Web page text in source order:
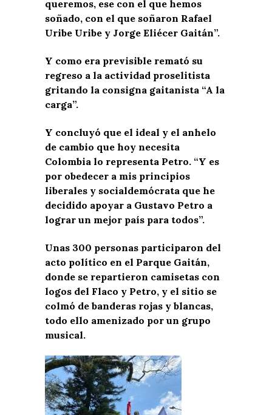
queremos, ese con el que hemos
soñado, con el que soñaron Rafael
Uribe Uribe y Jorge Eliécer Gaitán”.
Y como era previsible remató su
regreso a la actividad proselitista
gritando la consigna gaitanista “A la
carga”.
Y concluyó que el ideal y el anhelo
de cambio que hoy necesita
Colombia lo representa Petro. “Y es
por obedecer a mis principios
liberales y socialdemócrata que he
decidido apoyar a Gustavo Petro a
lograr un mejor país para todos”.
Unas 300 personas participaron del
acto político en el Parque Gaitán,
donde se repartieron camisetas con
logos del Flaco y Petro, y el sitio se
colmó de banderas rojas y blancas,
todo ello amenizado por un grupo
musical.